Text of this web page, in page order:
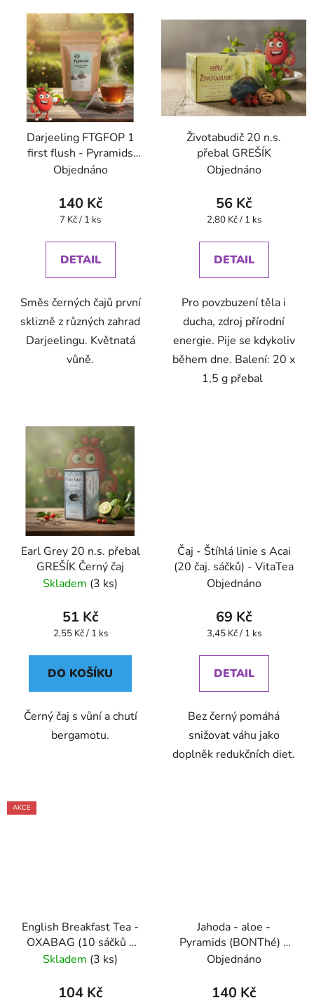
Darjeeling FTGFOP 1
first flush - Pyramids
(BONThé) - Oxalis
Objednáno
140 Kč
Měrná
7 Kč / 1 ks
DETAIL
Směs černých čajů první
sklizně z různých zahrad
Darjeelingu. Květnatá
vůně.
Životabudič 20 n.s.
přebal GREŠÍK
Objednáno
56 Kč
Měrná
2,80 Kč / 1 ks
DETAIL
Pro povzbuzení těla i
ducha, zdroj přírodní
energie. Pije se kdykoliv
během dne. Balení: 20 x
1,5 g přebal
Earl Grey 20 n.s. přebal
GREŠÍK Černý čaj
Skladem (3 ks)
51 Kč
Měrná
2,55 Kč / 1 ks
DO KOŠÍKU
Černý čaj s vůní a chutí
bergamotu.
Čaj - Štíhlá linie s Acai
(20 čaj. sáčků) - VitaTea
Objednáno
69 Kč
Měrná
3,45 Kč / 1 ks
DETAIL
Bez černý pomáhá
snižovat váhu jako
doplněk redukčních diet.
AKCE
English Breakfast Tea -
OXABAG (10 sáčků x
4g) - Oxalis
Skladem (3 ks)
104 Kč
Jahoda - aloe -
Pyramids (BONThé) -
Oxalis
Objednáno
140 Kč